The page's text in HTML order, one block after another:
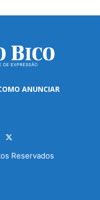
ANUNCIAR
Reservados